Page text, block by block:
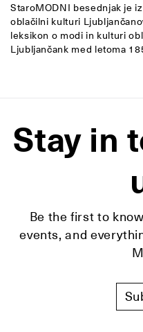
StaroMODNI besednjak je
oblačilni kulturi
leksikon o modi in kulturi
Ljubljančank med letoma
Stay in
Be the first to
events, and